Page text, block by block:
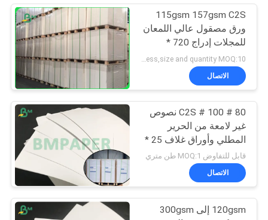
115gsm 157gsm C2S
ورق مصقول عالي اللمعان
للمجلات إدراج 720 *
1020mm
الاتصال
80 # 100 # C2S نصوص
غير لامعة من الحرير
المطلي وأوراق غلاف 25 *
38 بوصة
قابل للتفاوض MOQ:1 طن متري
الاتصال
120gsm إلى 300gsm